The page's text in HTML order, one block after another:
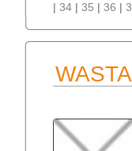
| 34 | 35 | 36 |